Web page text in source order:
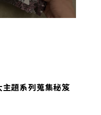
題系列蒐集秘笈